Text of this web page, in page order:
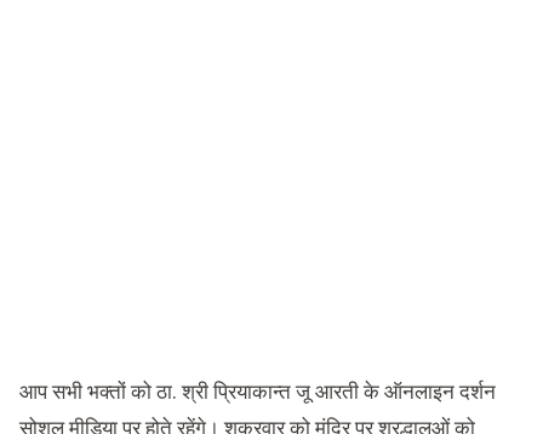
आप सभी भक्तों को ठा. श्री प्रियाकान्त जू आरती के ऑनलाइन दर्शन
सोशल मीडिया पर होते रहेंगे। शुक्रवार को मंदिर पर श्रद्धालुओं को